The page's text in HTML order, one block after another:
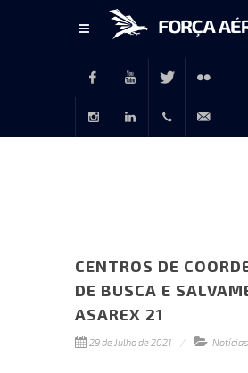
FacebookYoutubeTwitter Flickr
CENTROS DE
DE BUSCA E
ASAREX 21
29 de Julho de 2021 Notícias